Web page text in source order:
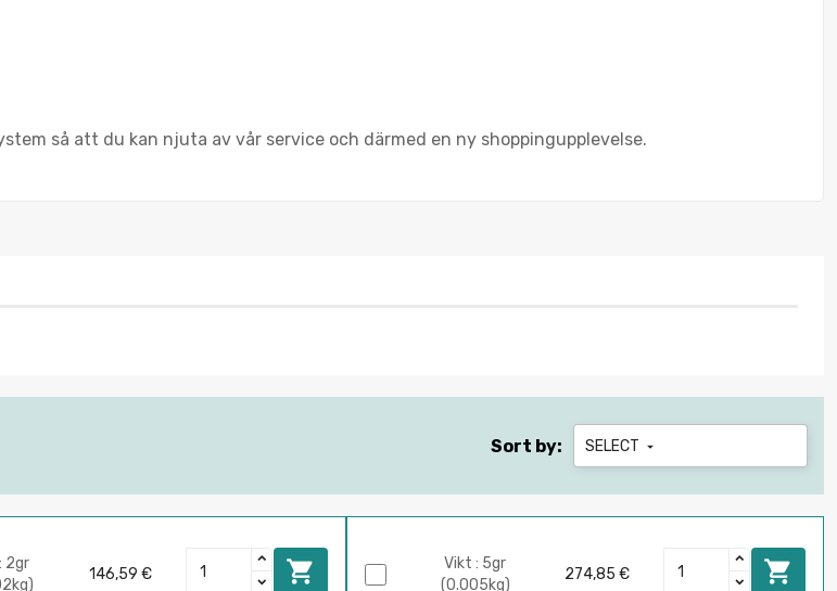
så att du kan njuta av vår service och därmed en ny shoppingupplevelse.
Sort by: SELECT 
2gr
146,59 € 
Vikt : 5gr
(0.005kg)
274,85 € 